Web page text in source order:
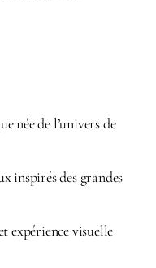
née de l’univers de
inspirés des grandes
expérience visuelle